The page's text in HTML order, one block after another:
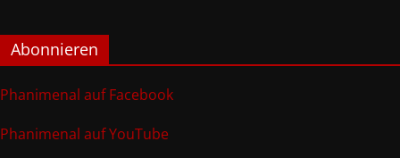
Abonnieren
Phanimenal auf Facebook
Phanimenal auf YouTube